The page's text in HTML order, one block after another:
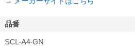
品番
SCL-A4-GN